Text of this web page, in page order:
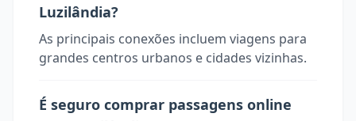
Luzilândia?
As principais conexões incluem viagens para
grandes centros urbanos e cidades vizinhas.
É seguro comprar passagens online